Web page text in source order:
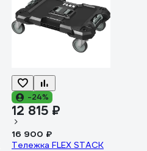
-24%
12 815 ₽
16 900 ₽
Тележка FLEX STACK